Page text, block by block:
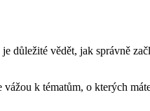
důležité vědět, jak správně
k tématům, o kterých